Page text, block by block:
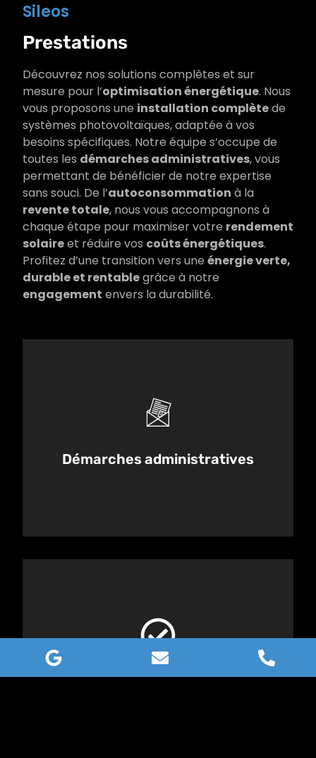
l’autoconsommation.
Voir
Sileos
Prestations
Découvrez nos solutions complètes et sur
mesure pour l’optimisation énergétique. Nous
vous proposons une installation complètede
systèmes photovoltaïques, adaptée à vos
besoins spécifiques. Notre équipe s’occupe de
toutes les démarches administratives, vous
permettant de bénéficier de notre expertise
sans souci. De l’autoconsommation à la
revente totale, nous vous accompagnons à
chaque étape pour maximiser votre rendement
solaireet réduire vos coûts énergétiques.
Profitez d’une transition vers une énergie verte,
durable et rentablegrâce à notre
engagement envers la durabilité.
Démarches administratives
Nous nous occupons de toutes les démarches
administratives pour vous simplifier la vie.
Voir plus
Installation complète
Profitez d'une installation clé en main, de la
Voir plus